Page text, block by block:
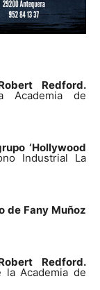
Redford.
de
‘Hollywood
Industrial La
de Fany Muñoz
Redford.
la Academia de